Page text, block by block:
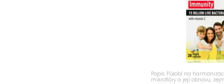
Popis: Působí na
mikroflóry a její obnovu,